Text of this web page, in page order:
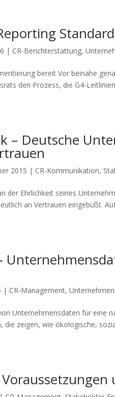
| CR-Berichterstattung,
bereit Vor beinahe
den Prozess, die G4-
– Deutsche
2015 | CR-Kommunikation,
der Ehrlichkeit seines
an Vertrauen eingebüßt.
| CR-Management,
Unternehmensdaten für eine
die zeigen, wie ökologische,